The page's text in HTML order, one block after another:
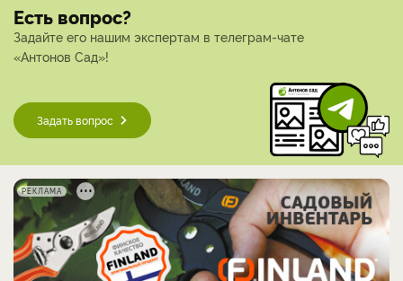
Есть вопрос?
Задайте его нашим экспертам в телеграм-чате
«Антонов Сад»!
Задать вопрос
РЕКЛАМА